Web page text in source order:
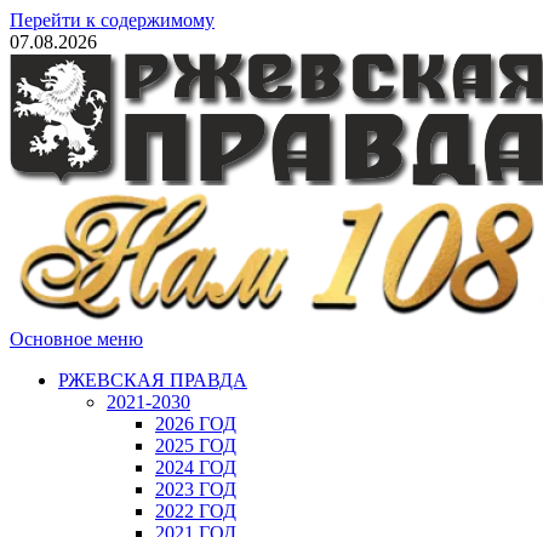
Перейти к содержимому
07.08.2026
Основное меню
РЖЕВСКАЯ ПРАВДА
2021-2030
2026 ГОД
2025 ГОД
2024 ГОД
2023 ГОД
2022 ГОД
2021 ГОД